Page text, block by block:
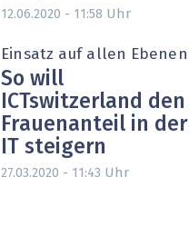
12.06.2020 - 11:58 Uhr
Einsatz auf allen Ebenen
So will
ICTswitzerland den
Frauenanteil in der
IT steigern
27.03.2020 - 11:43 Uhr